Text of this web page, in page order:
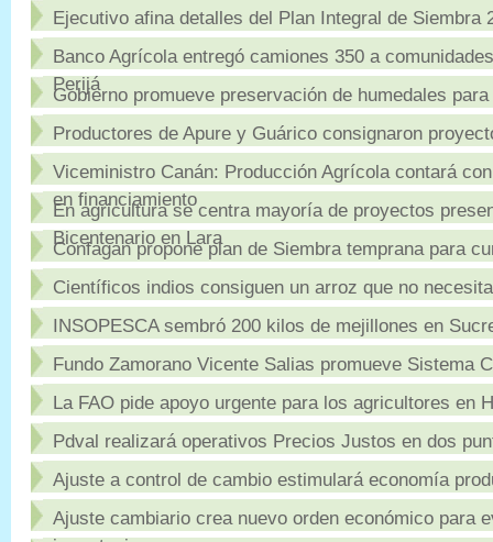
Ejecutivo afina detalles del Plan Integral de Siembra
Banco Agrícola entregó camiones 350 a
Perijá
Gobierno promueve preservación de humedales
Productores de Apure y Guárico consignaron
Viceministro Canán: Producción Agrícola contará
en financiamiento
En agricultura se centra mayoría de proyectos
Bicentenario en Lara
Confagan propone plan de Siembra temprana para
Científicos indios consiguen un arroz que no
INSOPESCA sembró 200 kilos de mejillones en
Fundo Zamorano Vicente Salias promueve Sistema
La FAO pide apoyo urgente para los agricultores en
Pdval realizará operativos Precios Justos en dos
Ajuste a control de cambio estimulará economía
Ajuste cambiario crea nuevo orden económico para